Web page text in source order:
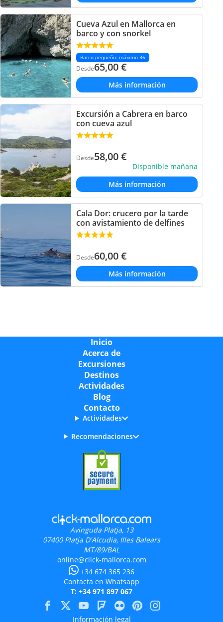
Cueva Azul en Mallorca en
barco y con snorkel
Barco pequeño: máximo 36
Desde65,00€
Más información
Excursión a Cabrera en barco
con cueva azul
Desde58,00€
Disponible mañana
Más información
Cala Dor: crucero por la tarde
con avistamiento de delfines
Desde60,00€
Más información
Inicio
Acerca de
Excursiones
Destinos
Actividades
Blog
Contacto
Actividades
Recomendaciones
Avinguda Platja, 13
07400 Platja D'Alcudia, Illes Balears
MT/89/BAL
online@click-mallorca.com
+34 674 365 236
Contacta en Whatsapp
T: +34 971 897 067
Información legal